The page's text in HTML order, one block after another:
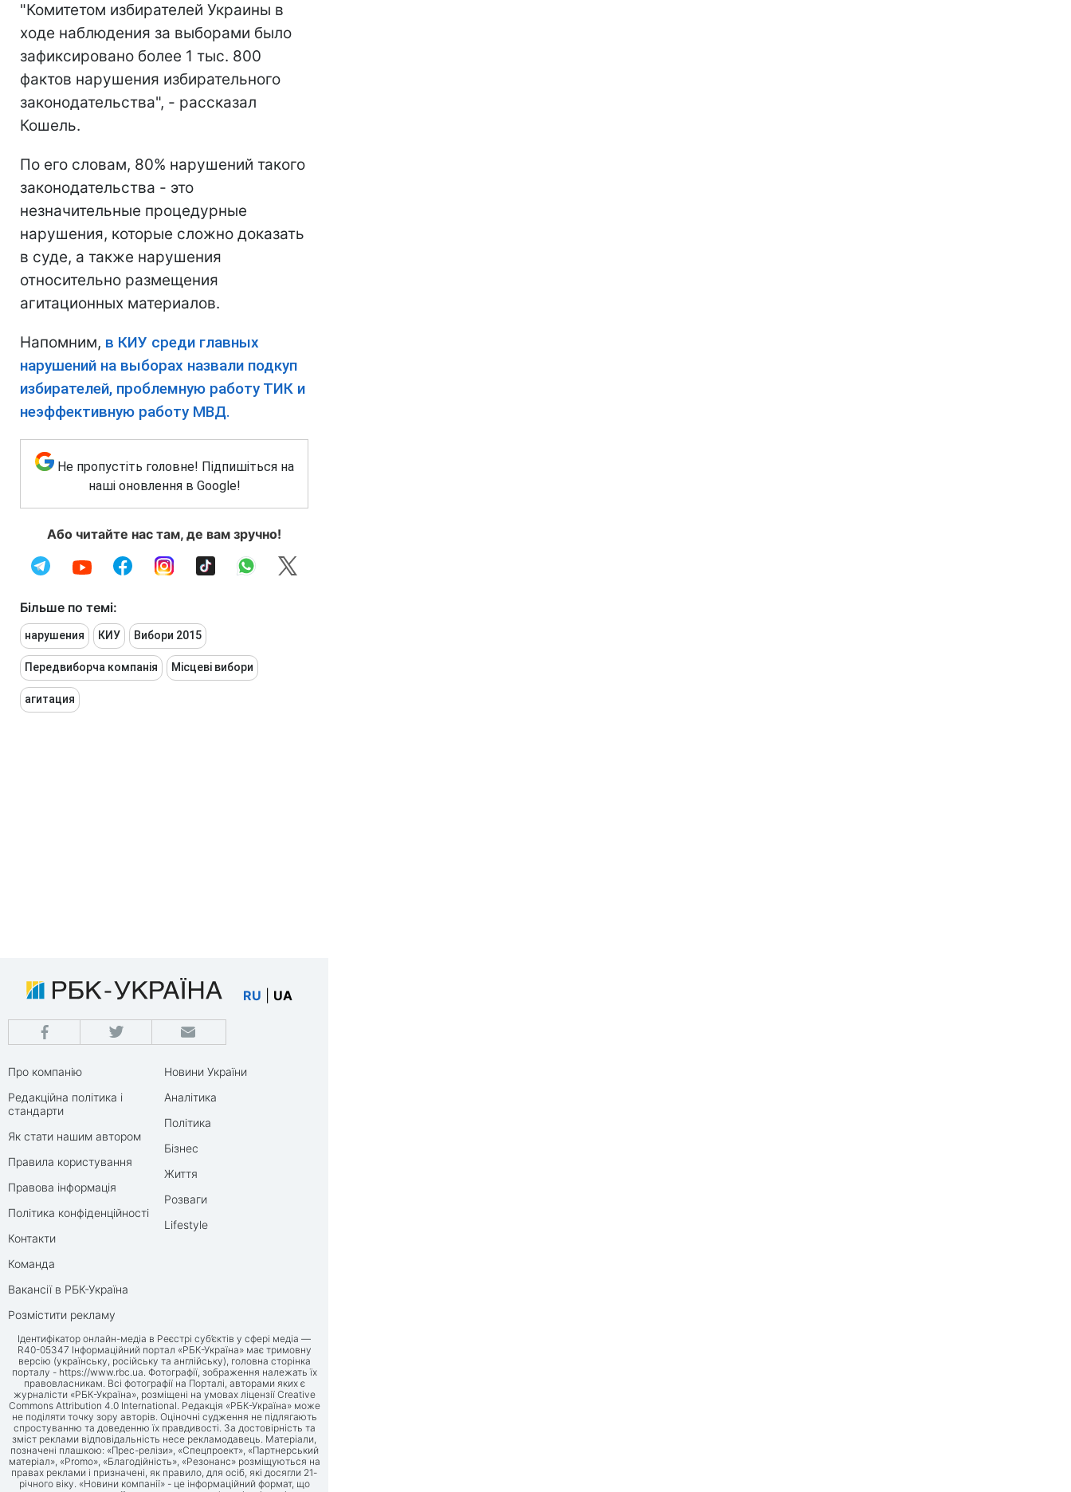
"Комитетом избирателей Украины в
ходе наблюдения за выборами было
зафиксировано более 1 тыс. 800
фактов нарушения избирательного
законодательства", - рассказал
Кошель.
По его словам, 80% нарушений такого
законодательства - это
незначительные процедурные
нарушения, которые сложно доказать
в суде, а также нарушения
относительно размещения
агитационных материалов.
Напомним, в КИУ среди главных
нарушений на выборах назвали подкуп
избирателей, проблемную работу ТИК и
неэффективную работу МВД.
Не пропустіть головне! Підпишіться на
наші оновлення в Google!
Або читайте нас там, де вам зручно!
Більше по темі:
нарушения КИУ Вибори 2015
Передвиборча компанія Місцеві вибори
агитация
RU UA
Про компанію
Редакційна політика і
стандарти
Як стати нашим автором
Правила користування
Правова інформація
Політика конфіденційності
Контакти
Команда
Вакансії в РБК-Україна
Розмістити рекламу
Новини України
Аналітика
Політика
Бізнес
Життя
Розваги
Lifestyle
Ідентифікатор онлайн-медіа в Реєстрі суб’єктів у сфері медіа —
R40-05347 Інформаційний портал «РБК-Україна» має тримовну
версію (українську, російську та англійську), головна сторінка
порталу - https://www.rbc.ua. Фотографії, зображення належать їх
правовласникам. Всі фотографії на Порталі, авторами яких є
журналісти «РБК-Україна», розміщені на умовах ліцензії Creative
Commons Attribution 4.0 International. Редакція «РБК-Україна» може
не поділяти точку зору авторів. Оціночні судження не підлягають
спростуванню та доведенню їх правдивості. За достовірність та
зміст реклами відповідальність несе рекламодавець. Матеріали,
позначені плашкою: «Прес-релізи», «Спецпроект», «Партнерський
матеріал», «Promo», «Благодійність», «Резонанс» розміщуються на
правах реклами і призначені, як правило, для осіб, які досягли 21-
річного віку. «Новини компанії» - це інформаційний формат, що